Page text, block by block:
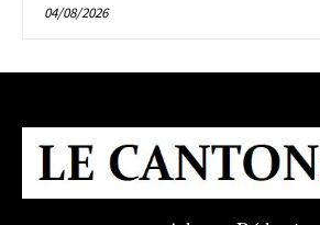
04/08/2026